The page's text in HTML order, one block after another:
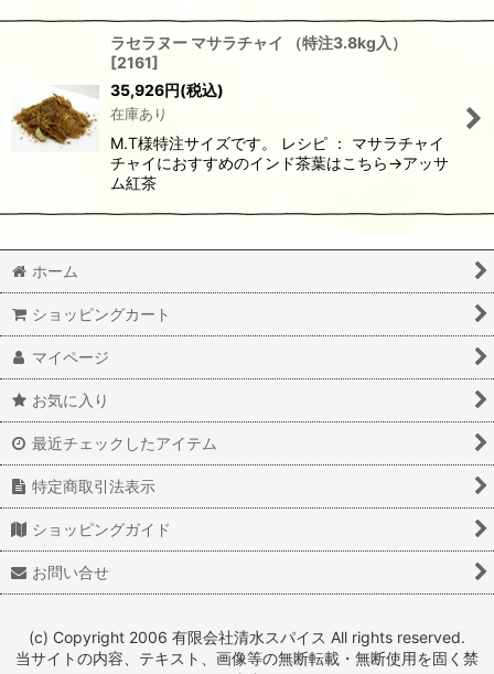
ラセラヌー マサラチャイ （特注3.8kg入）
[2161]
35,926円(税込)
在庫あり
M.T様特注サイズです。 レシピ ： マサラチャイ
チャイにおすすめのインド茶葉はこちら→アッサ
ム紅茶
ホーム
ショッピングカート
マイページ
お気に入り
最近チェックしたアイテム
特定商取引法表示
ショッピングガイド
お問い合せ
(c) Copyright 2006 有限会社清水スパイス All rights reserved.
当サイトの内容、テキスト、画像等の無断転載・無断使用を固く禁